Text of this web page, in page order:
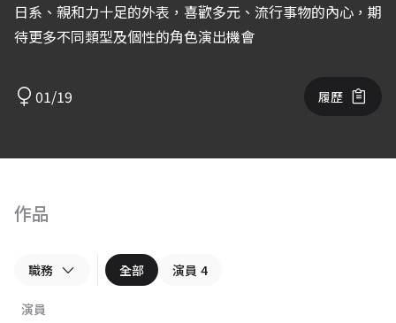
日系、親和力十足的外表，喜歡多元、流行事物的內心，期
待更多不同類型及個性的角色演出機會
01/19 履歷
作品
職務 全部 演員 4
演員